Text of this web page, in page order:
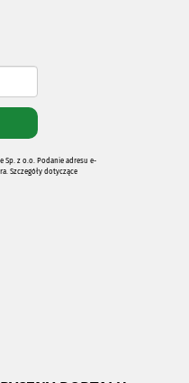
Sp. z o.o. Podanie adresu e-
Szczegóły dotyczące